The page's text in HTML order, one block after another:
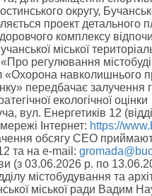
округу,
проект
комплексу
міської
регулювання
«Охорона
передбачає
екологічної
вул. Енергетиків 12
Інтернет: https://
обсягу СЕО
та на e-mail:
(з 03.06.2026 р. по
містобудування та
міської ради Вадим